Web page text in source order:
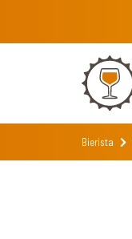
Bierista